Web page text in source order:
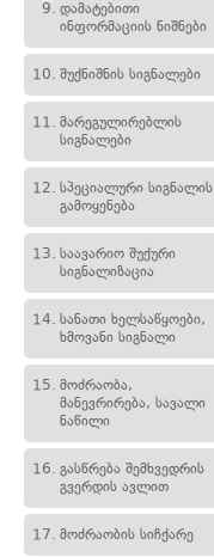
9. დამატებითი
ინფორმაციის ნიშნები
10. შუქნიშნის სიგნალები
11. მარეგულირებლის
სიგნალები
12. სპეციალური სიგნალის
გამოყენება
13. საავარიო შუქური
სიგნალიზაცია
14. სანათი ხელსაწყოები,
ხმოვანი სიგნალი
15. მოძრაობა,
მანევრირება, სავალი
ნაწილი
16. გასწრება შემხვედრის
გვერდის ავლით
17. მოძრაობის სიჩქარე